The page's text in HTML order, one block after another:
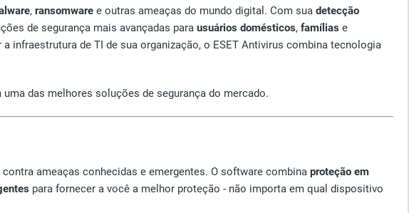
, ransomware e outras ameaças do mundo digital. Com sua detecção
de segurança mais avançadas para usuários domésticos, famílias e
infraestrutura de TI de sua organização, o ESET Antivirus combina tecnologia
das melhores soluções de segurança do mercado.
ameaças conhecidas e emergentes. O software combina proteção em
para fornecer a você a melhor proteção - não importa em qual dispositivo